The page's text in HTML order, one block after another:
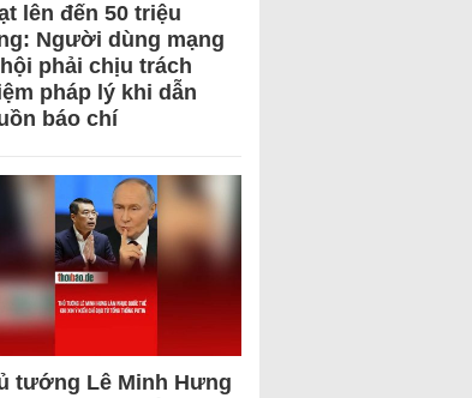
lên đến 50 triệu
Người dùng mạng
phải chịu trách
pháp lý khi dẫn
báo chí
tướng Lê Minh Hưng